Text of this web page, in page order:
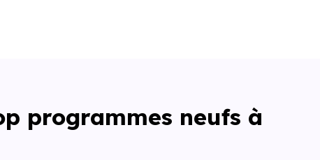
programmes neufs à